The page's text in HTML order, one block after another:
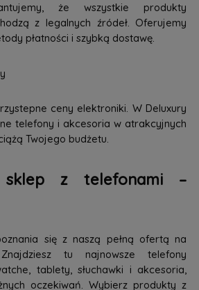
że wszystkie produkty
z legalnych źródeł. Oferujemy
płatności i szybką dostawę.
ceny elektroniki. W Deluxury
telefony i akcesoria w atrakcyjnych
Twojego budżetu.
sklep z telefonami –
się z naszą pełną ofertą na
tu najnowsze telefony
tablety, słuchawki i akcesoria,
oczekiwań. Wybierz produkty z